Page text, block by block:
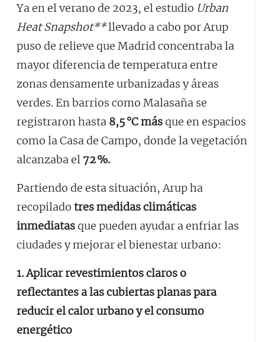
Ya en el verano de 2023, el estudio Urban
Heat Snapshot**llevado a cabo por Arup
puso de relieve que Madrid concentraba la
mayor diferencia de temperatura entre
zonas densamente urbanizadas y áreas
verdes. En barrios como Malasaña se
registraron hasta 8,5 °C másque en espacios
como la Casa de Campo, donde la vegetación
alcanzaba el 72 %.
Partiendo de esta situación, Arup ha
recopilado tres medidas climáticas
inmediatasque pueden ayudar a enfriar las
ciudades y mejorar el bienestar urbano:
1.Aplicar revestimientos claros o
reflectantes a las cubiertas planas para
reducir el calor urbano y el consumo
energético